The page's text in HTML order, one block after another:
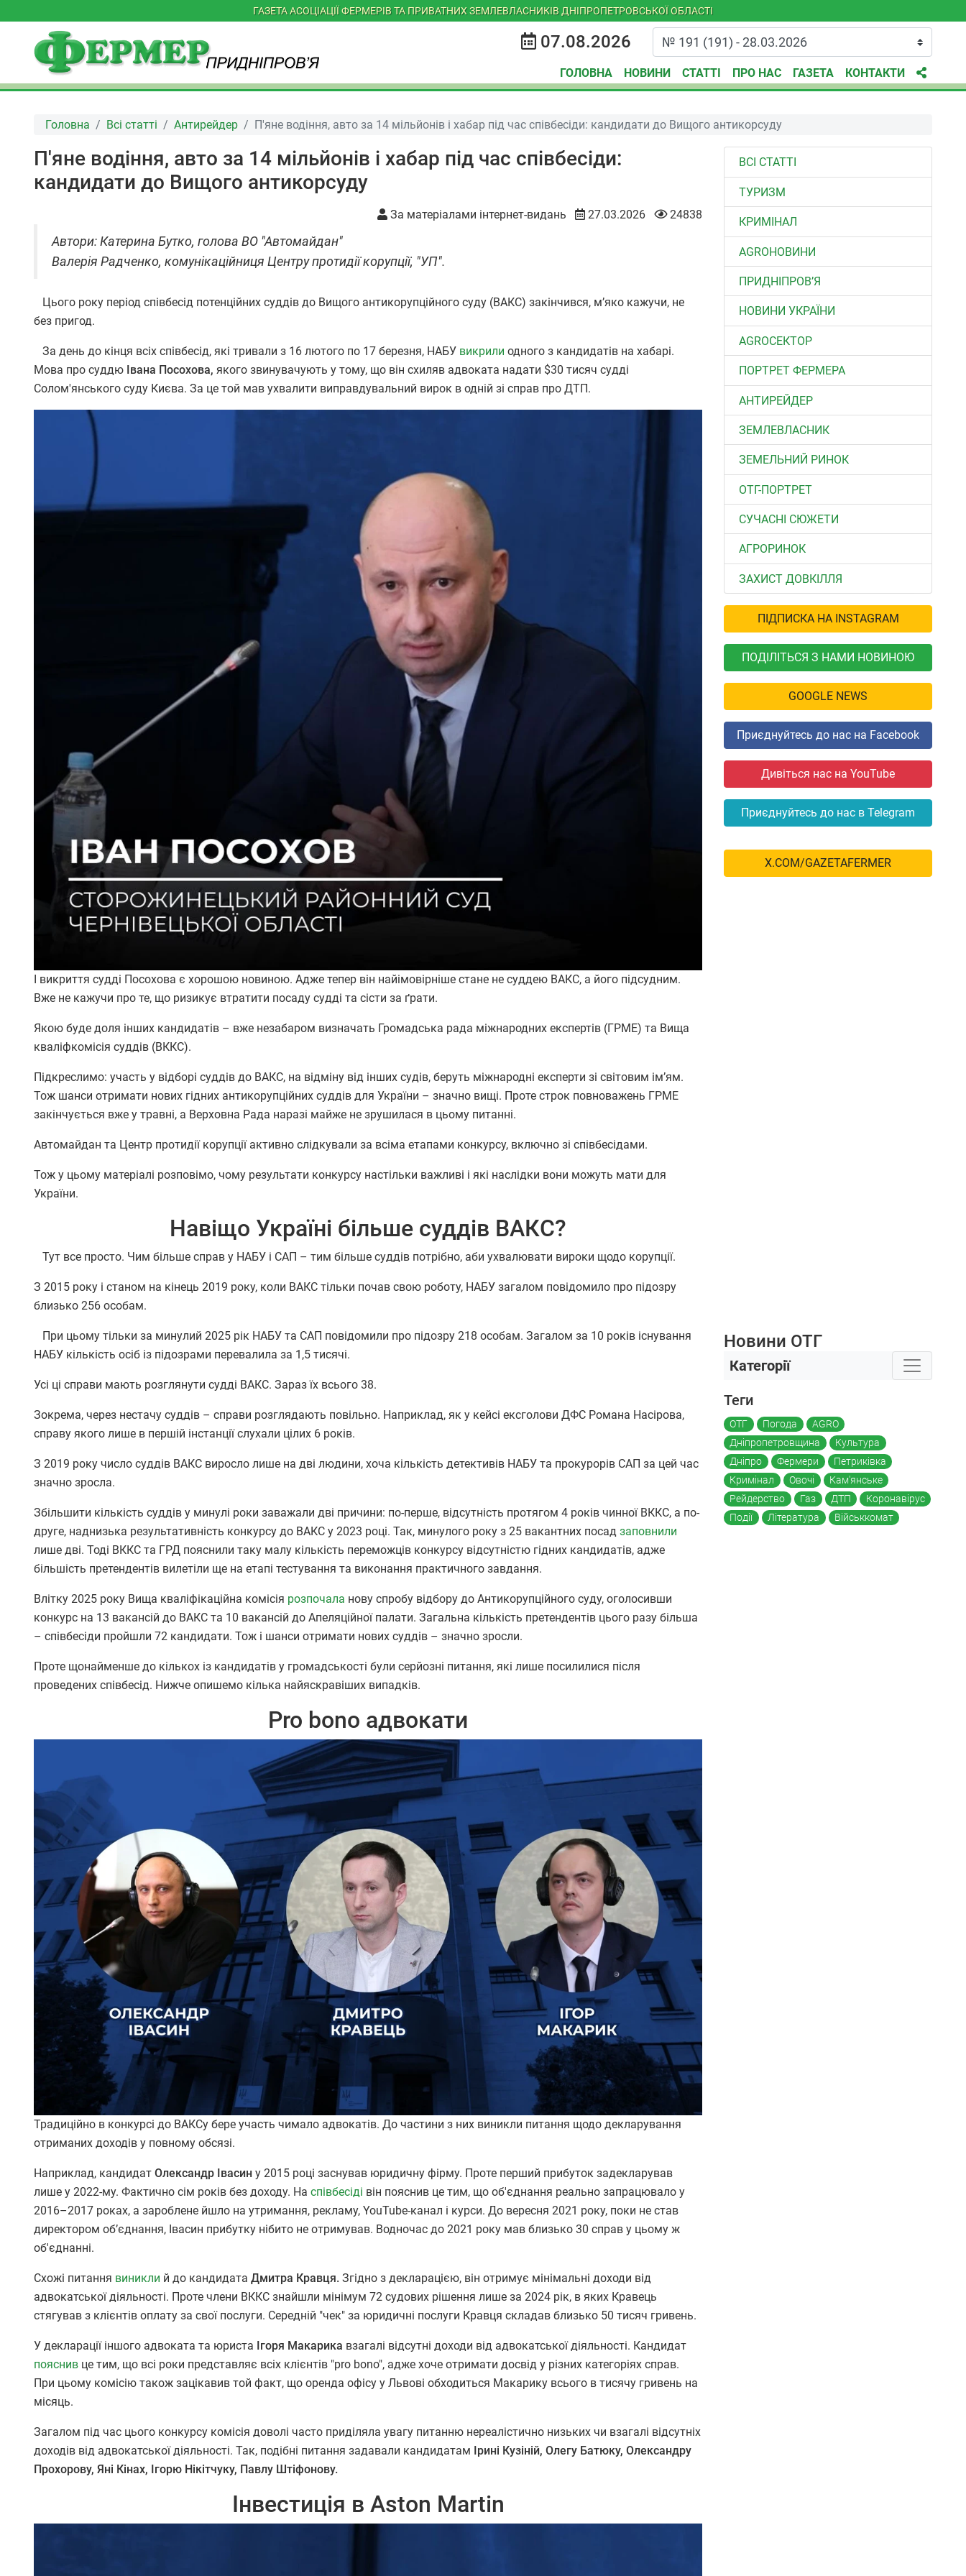
ГАЗЕТА АСОЦІАЦІЇ ФЕРМЕРІВ ТА ПРИВАТНИХ ЗЕМЛЕВЛАСНИКІВ ДНІПРОПЕТРОВСЬКОЇ ОБЛАСТІ
07.08.2026
ГОЛОВНА НОВИНИ СТАТТІ ПРО НАС ГАЗЕТА КОНТАКТИ
Головна Всі статті Антирейдер П'яне водіння, авто за 14 мільйонів і хабар під час співбесіди: кандидати до Вищого антикорсуду
П'яне водіння, авто за 14 мільйонів і хабар під час співбесіди:
кандидати до Вищого антикорсуду
За матеріалами інтернет-видань 27.03.2026 24838
Автори: Катерина Бутко, голова ВО "Автомайдан"
Валерія Радченко, комунікаційниця Центру протидії корупції, "УП".
Цього року період співбесід потенційних суддів до Вищого антикорупційного суду (ВАКС) закінчився, мʼяко кажучи, не
без пригод.
За день до кінця всіх співбесід, які тривали з 16 лютого по 17 березня, НАБУ викрили одного з кандидатів на хабарі.
Мова про суддю Івана Посохова, якого звинувачують у тому, що він схиляв адвоката надати $30 тисяч судді
Солом'янського суду Києва. За це той мав ухвалити виправдувальний вирок в одній зі справ про ДТП.
І викриття судді Посохова є хорошою новиною. Адже тепер він найімовірніше стане не суддею ВАКС, а його підсудним.
Вже не кажучи про те, що ризикує втратити посаду судді та сісти за ґрати.
Якою буде доля інших кандидатів – вже незабаром визначать Громадська рада міжнародних експертів (ГРМЕ) та Вища
кваліфкомісія суддів (ВККС).
Підкреслимо: участь у відборі суддів до ВАКС, на відміну від інших судів, беруть міжнародні експерти зі світовим імʼям.
Тож шанси отримати нових гідних антикорупційних суддів для України – значно вищі. Проте строк повноважень ГРМЕ
закінчується вже у травні, а Верховна Рада наразі майже не зрушилася в цьому питанні.
Автомайдан та Центр протидії корупції активно слідкували за всіма етапами конкурсу, включно зі співбесідами.
Тож у цьому матеріалі розповімо, чому результати конкурсу настільки важливі і які наслідки вони можуть мати для
України.
Навіщо Україні більше суддів ВАКС?
Тут все просто. Чим більше справ у НАБУ і САП – тим більше суддів потрібно, аби ухвалювати вироки щодо корупції.
З 2015 року і станом на кінець 2019 року, коли ВАКС тільки почав свою роботу, НАБУ загалом повідомило про підозру
близько 256 особам.
При цьому тільки за минулий 2025 рік НАБУ та САП повідомили про підозру 218 особам. Загалом за 10 років існування
НАБУ кількість осіб із підозрами перевалила за 1,5 тисячі.
Усі ці справи мають розглянути судді ВАКС. Зараз їх всього 38.
Зокрема, через нестачу суддів – справи розглядають повільно. Наприклад, як у кейсі ексголови ДФС Романа Насірова,
справу якого лише в першій інстанції слухали цілих 6 років.
З 2019 року число суддів ВАКС виросло лише на дві людини, хоча кількість детективів НАБУ та прокурорів САП за цей час
значно зросла.
Збільшити кількість суддів у минулі роки заважали дві причини: по-перше, відсутність протягом 4 років чинної ВККС, а по-
друге, наднизька результативність конкурсу до ВАКС у 2023 році. Так, минулого року з 25 вакантних посад заповнили
лише дві. Тоді ВККС та ГРД пояснили таку малу кількість переможців конкурсу відсутністю гідних кандидатів, адже
більшість претендентів вилетіли ще на етапі тестування та виконання практичного завдання.
Влітку 2025 року Вища кваліфікаційна комісія розпочала нову спробу відбору до Антикорупційного суду, оголосивши
конкурс на 13 вакансій до ВАКС та 10 вакансій до Апеляційної палати. Загальна кількість претендентів цього разу більша
– співбесіди пройшли 72 кандидати. Тож і шанси отримати нових суддів – значно зросли.
Проте щонайменше до кількох із кандидатів у громадськості були серйозні питання, які лише посилилися після
проведених співбесід. Нижче опишемо кілька найяскравіших випадків.
Pro bono адвокати
Традиційно в конкурсі до ВАКСу бере участь чимало адвокатів. До частини з них виникли питання щодо декларування
отриманих доходів у повному обсязі.
Наприклад, кандидат Олександр Івасин у 2015 році заснував юридичну фірму. Проте перший прибуток задекларував
лише у 2022-му. Фактично сім років без доходу. На співбесіді він пояснив це тим, що об'єднання реально запрацювало у
2016–2017 роках, а зароблене йшло на утримання, рекламу, YouTube-канал і курси. До вересня 2021 року, поки не став
директором обʼєднання, Івасин прибутку нібито не отримував. Водночас до 2021 року мав близько 30 справ у цьому ж
об'єднанні.
Схожі питання виникли й до кандидата Дмитра Кравця. Згідно з декларацією, він отримує мінімальні доходи від
адвокатської діяльності. Проте члени ВККС знайшли мінімум 72 судових рішення лише за 2024 рік, в яких Кравець
стягував з клієнтів оплату за свої послуги. Середній "чек" за юридичні послуги Кравця складав близько 50 тисяч гривень.
У декларації іншого адвоката та юриста Ігоря Макарика взагалі відсутні доходи від адвокатської діяльності. Кандидат
пояснив це тим, що всі роки представляє всіх клієнтів "pro bono", адже хоче отримати досвід у різних категоріях справ.
При цьому комісію також зацікавив той факт, що оренда офісу у Львові обходиться Макарику всього в тисячу гривень на
місяць.
Загалом під час цього конкурсу комісія доволі часто приділяла увагу питанню нереалістично низьких чи взагалі відсутніх
доходів від адвокатської діяльності. Так, подібні питання задавали кандидатам Ірині Кузіній, Олегу Батюку, Олександру
Прохорову, Яні Кінах, Ігорю Нікітчуку, Павлу Штіфонову.
Інвестиція в Aston Martin
ВСІ СТАТТІ
ТУРИЗМ
КРИМІНАЛ
AGROНОВИНИ
ПРИДНІПРОВ’Я
НОВИНИ УКРАЇНИ
АGROСЕКТОР
ПОРТРЕТ ФЕРМЕРА
АНТИРЕЙДЕР
ЗЕМЛЕВЛАСНИК
ЗЕМЕЛЬНИЙ РИНОК
ОТГ-ПОРТРЕТ
СУЧАСНІ СЮЖЕТИ
АГРОРИНОК
ЗАХИСТ ДОВКІЛЛЯ
ПІДПИСКА НА INSTAGRAM
ПОДІЛІТЬСЯ З НАМИ НОВИНОЮ
GOOGLE NEWS
Приєднуйтесь до нас на Facebook
Дивіться нас на YouTube
Приєднуйтесь до нас в Telegram
X.COM/GAZETAFERMER
Новини ОТГ
Категорії
Теги
ОТГ Погода
AGRO
Дніпропетровщина
Культура
Дніпро
Фермери
Петриківка
Кримінал
Овочі
Кам'янське
Рейдерство
Газ ДТП
Коронавірус
Події
Література Військкомат